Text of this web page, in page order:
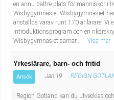
en ännu bättre plats för människor i
Wisbygymnasiet Wisbygymnasiet
anställda varav runt 170 är lärare. Vi
introduktionsprogram och en
Wisbygymnasiet samar...
Visa mer
Yrkeslärare, barn- och fritid
Ansök Jan 19 REGION
I Region Gotland kan du utvecklas